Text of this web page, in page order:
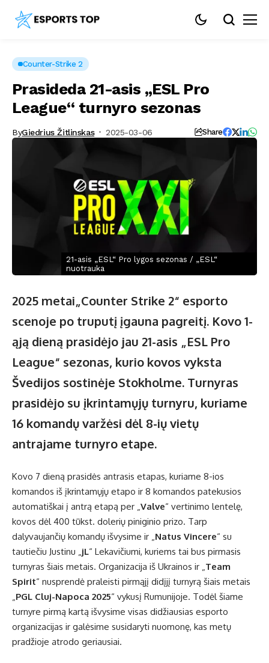
Counter-Strike 2
Prasideda 21-asis „ESL Pro
League“ turnyro sezonas
ByGiedrius Žitlinskas 2025-03-06 Share
21-asis „ESL“ Pro lygos sezonas / „ESL“
nuotrauka
2025 metai„Counter Strike 2“ esporto
scenoje po truputį įgauna pagreitį. Kovo 1-
ąją dieną prasidėjo jau 21-asis „ESL Pro
League“ sezonas, kurio kovos vyksta
Švedijos sostinėje Stokholme. Turnyras
prasidėjo su įkrintamųjų turnyru, kuriame
16 komandų varžėsi dėl 8-ių vietų
antrajame turnyro etape.
Kovo 7 dieną prasidės antrasis etapas, kuriame 8-ios
komandos iš įkrintamųjų etapo ir 8 komandos patekusios
automatiškai į antrą etapą per „Valve“ vertinimo lentelę,
kovos dėl 400 tūkst. dolerių piniginio prizo. Tarp
dalyvaujančių komandų išvysime ir „Natus Vincere“ su
tautiečiu Justinu „jL“ Lekavičiumi, kuriems tai bus pirmasis
turnyras šiais metais. Organizacija iš Ukrainos ir „Team
Spirit“ nusprendė praleisti pirmąjį didįjį turnyrą šiais metais
„PGL Cluj-Napoca 2025“ vykusį Rumunijoje. Todėl šiame
turnyre pirmą kartą išvysime visas didžiausias esporto
organizacijas ir galėsime susidaryti nuomonę, kas metų
pradžioje atrodo geriausiai.